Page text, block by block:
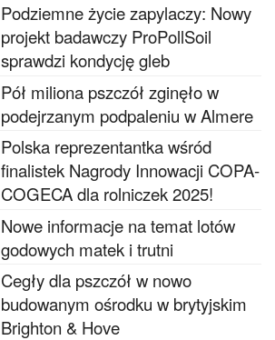
Podziemne życie zapylaczy: Nowy
projekt badawczy ProPollSoil
sprawdzi kondycję gleb
Pół miliona pszczół zginęło w
podejrzanym podpaleniu w Almere
Polska reprezentantka wśród
finalistek Nagrody Innowacji COPA-
COGECA dla rolniczek 2025!
Nowe informacje na temat lotów
godowych matek i trutni
Cegły dla pszczół w nowo
budowanym ośrodku w brytyjskim
Brighton & Hove